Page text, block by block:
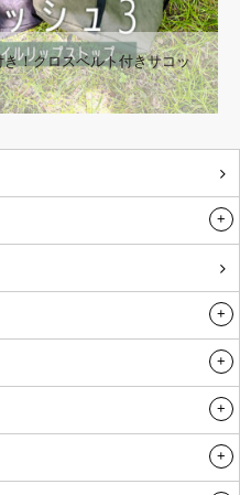
！クロスベルト付きサコッ